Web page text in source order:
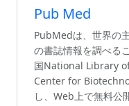
Pub Med
PubMedは、世界の
の書誌情報を調べる
国National Library
Center for
し、Web上で無料公